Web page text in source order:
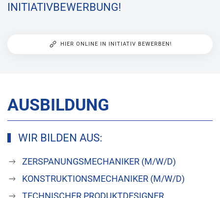
INITIATIVBEWERBUNG!
HIER ONLINE IN INITIATIV BEWERBEN!
AUSBILDUNG
WIR BILDEN AUS:
ZERSPANUNGSMECHANIKER (M/W/D)
KONSTRUKTIONSMECHANIKER (M/W/D)